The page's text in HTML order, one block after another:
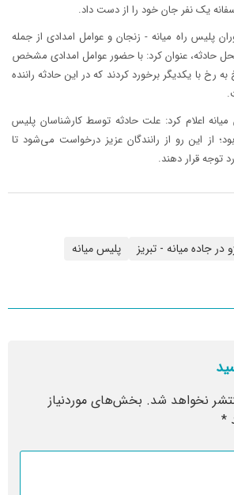
یک نفر جان خود را از دست داد.
پلیس راه میانه - زنجان و عوامل امدادی از جمله
حادثه، عنوان کرد: با حضور عوامل امدادی مشخص
به رخ با یکدیگر برخورد کردند که در این حادثه راننده
میانه اعلام کرد: علت حادثه توسط کارشناسان پلیس
از این رو از رانندگان عزیز درخواست می‌شود تا
توجه قرار دهند.
در جاده میانه - تبریز
پلیس میانه
نخواهد شد. بخش‌های موردنیاز
*